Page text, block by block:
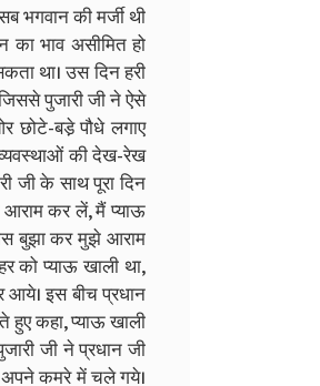
भगवान की मर्जी थी
का भाव असीमित हो
था। उस दिन हरी
पुजारी जी ने ऐसे
छोटे-बडे़ पौधे लगाए
व्यवस्थाओं की देख-रेख
जी के साथ पूरा दिन
आराम कर लें, मैं प्याऊ
बुझा कर मुझे आराम
को प्याऊ खाली था,
आये। इस बीच प्रधान
हुए कहा, प्याऊ खाली
जी ने प्रधान जी
अपने कमरे में चले गये।